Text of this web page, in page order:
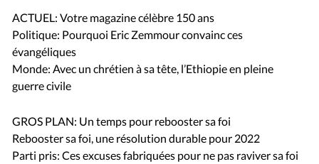
ACTUEL: Votre magazine célèbre 150 ans
Politique: Pourquoi Eric Zemmour convainc ces
évangéliques
Monde: Avec un chrétien à sa tête, l’Ethiopie en pleine
guerre civile
GROS PLAN: Un temps pour rebooster sa foi
Rebooster sa foi, une résolution durable pour 2022
Parti pris: Ces excuses fabriquées pour ne pas raviver sa foi